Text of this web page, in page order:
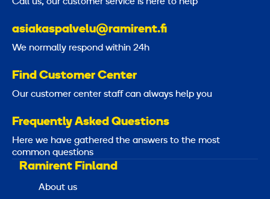
asiakaspalvelu@ramirent.fi
We normally respond within 24h
Find Customer Center
Our customer center staff can always help you
Frequently Asked Questions
Here we have gathered the answers to the most
common questions
Ramirent Finland
About us